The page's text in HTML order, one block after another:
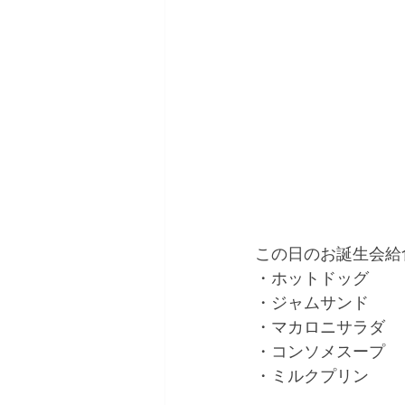
この日のお誕生会
・ホットドッグ
・ジャムサンド
・マカロニサラダ
・コンソメスープ
・ミルクプリン